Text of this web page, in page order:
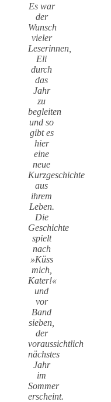
Es war
der
Wunsch
vieler
Leserinnen,
Eli
durch
das
Jahr
zu
begleiten
und so
gibt es
hier
eine
neue
Kurzgeschichte
aus
ihrem
Leben.
Die
Geschichte
spielt
nach
»Küss
mich,
Kater!«
und
vor
Band
sieben,
der
voraussichtlich
nächstes
Jahr
im
Sommer
erscheint.